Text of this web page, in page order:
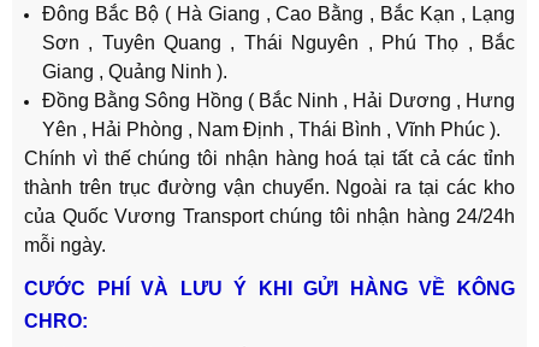
Đông Bắc Bộ ( Hà Giang , Cao Bằng , Bắc Kạn , Lạng
Sơn , Tuyên Quang , Thái Nguyên , Phú Thọ , Bắc
Giang , Quảng Ninh ).
Đồng Bằng Sông Hồng ( Bắc Ninh , Hải Dương , Hưng
Yên , Hải Phòng , Nam Định , Thái Bình , Vĩnh Phúc ).
Chính vì thế chúng tôi nhận hàng hoá tại tất cả các tỉnh
thành trên trục đường vận chuyển. Ngoài ra tại các kho
của Quốc Vương Transport chúng tôi nhận hàng 24/24h
mỗi ngày.
CƯỚC PHÍ VÀ LƯU Ý KHI GỬI HÀNG VỀ KÔNG
CHRO: